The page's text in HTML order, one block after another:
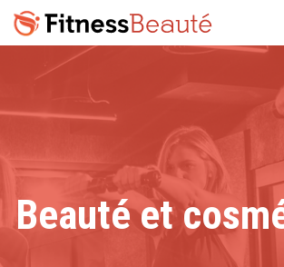
Beauté et